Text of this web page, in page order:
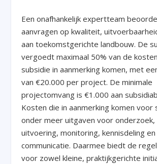
Een onafhankelijk expertteam
aanvragen op kwaliteit,
aan toekomstgerichte landbouw. De
vergoedt maximaal 50% van de
subsidie in aanmerking komen, met
van €20.000 per project. De minimale
projectomvang is €1.000 aan
Kosten die in aanmerking komen voor
onder meer uitgaven voor onderzoek,
uitvoering, monitoring, kennisdeling en
communicatie. Daarmee biedt de
voor zowel kleine, praktijkgerichte